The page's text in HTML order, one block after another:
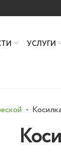
УСЛУГИ